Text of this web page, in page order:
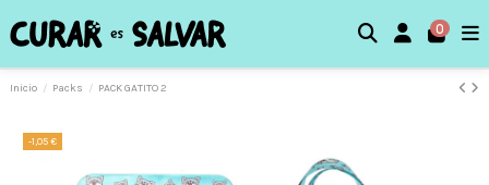
0
Inicio Packs PACK GATITO 2
-1,05 €